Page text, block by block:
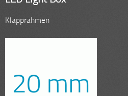
Klapprahmen